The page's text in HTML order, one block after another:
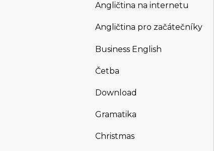
Angličtina na internetu
Angličtina pro začátečníky
Business English
Četba
Download
Gramatika
Christmas